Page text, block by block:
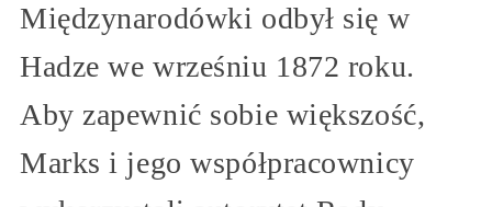
Międzynarodówki odbył się w
Hadze we wrześniu 1872 roku.
Aby zapewnić sobie większość,
Marks i jego współpracownicy